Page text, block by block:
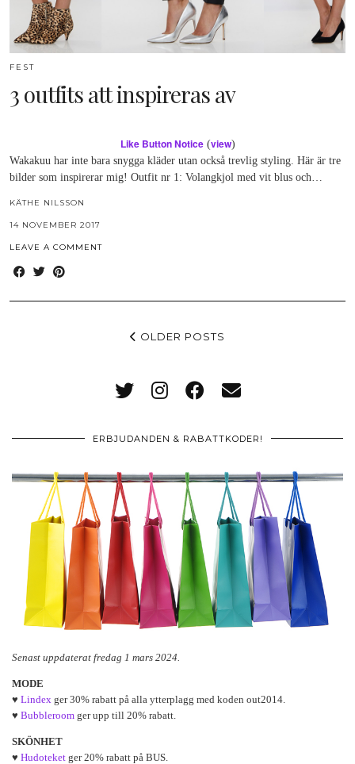
FEST
3 outfits att inspireras av
Like Button Notice(view)
Wakakuu har inte bara snygga kläder utan också trevlig styling. Här är tre
bilder som inspirerar mig! Outfit nr 1: Volangkjol med vit blus och…
KÄTHE NILSSON
14 NOVEMBER 2017
LEAVE A COMMENT
OLDER POSTS
ERBJUDANDEN & RABATTKODER!
Senast uppdaterat fredag 1 mars 2024.
MODE
♥ Lindex ger 30% rabatt på alla ytterplagg med koden out2014.
♥ Bubbleroom ger upp till 20% rabatt.
SKÖNHET
♥ Hudoteket ger 20% rabatt på BUS.